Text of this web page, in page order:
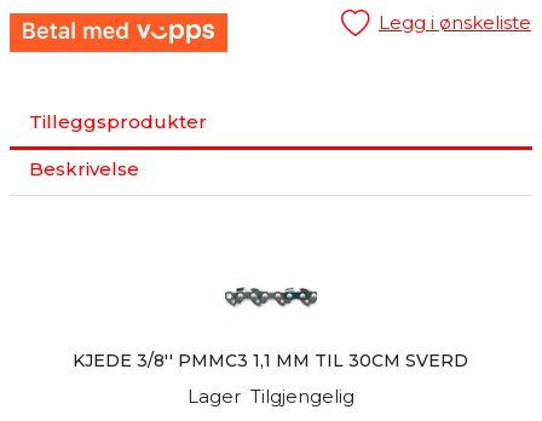
Legg i ønskeliste
Tilleggsprodukter
Beskrivelse
KJEDE 3/8'' PMMC3 1,1 MM TIL 30CM SVERD
Lager Tilgjengelig